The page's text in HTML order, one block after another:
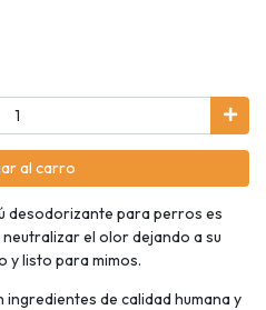
al carro
desodorizante para perros es
el olor dejando a su
y listo para mimos.
ingredientes de calidad humana y